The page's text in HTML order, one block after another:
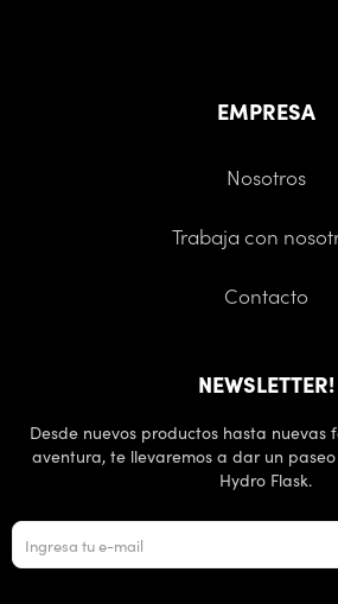
EMPRESA
Nosotros
Trabaja con
Contacto
NEWSLETTER!
Desde nuevos productos hasta nuevas
aventura, te llevaremos a dar un
Hydro Flask.